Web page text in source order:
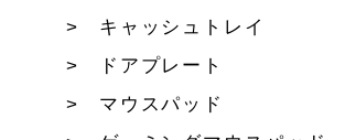
キャッシュトレイ
ドアプレート
マウスパッド